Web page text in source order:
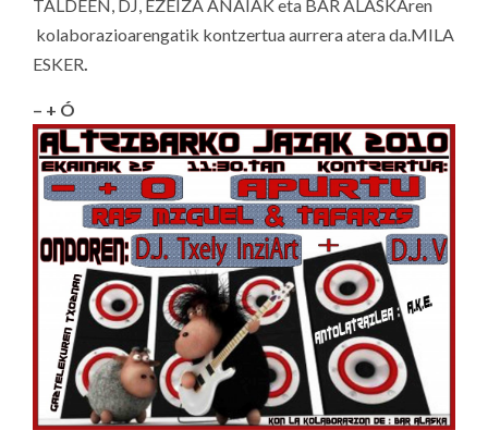
TALDEEN, DJ, EZEIZA ANAIAK eta BAR ALASKAren
kolaborazioarengatik kontzertua aurrera atera da.MILA
ESKER.
– + Ó